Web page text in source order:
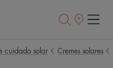
Pontos
cuidado solar Cremes solares